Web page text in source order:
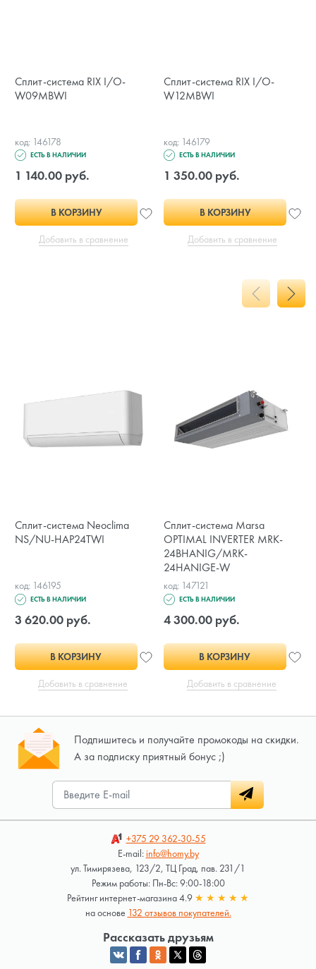
Сплит-система RIX I/O-
W09MBWI
код: 146178
ЕСТЬ В НАЛИЧИИ
1 140.00 руб.
В КОРЗИНУ
Добавить в сравнение
Сплит-система RIX I/O-
W12MBWI
код: 146179
ЕСТЬ В НАЛИЧИИ
1 350.00 руб.
В КОРЗИНУ
Добавить в сравнение
Сплит-система Neoclima
NS/NU-HAP24TWI
код: 146195
ЕСТЬ В НАЛИЧИИ
3 620.00 руб.
В КОРЗИНУ
Добавить в сравнение
Сплит-система Marsa
OPTIMAL INVERTER MRK-
24BHANIG/MRK-
24HANIGE-W
код: 147121
ЕСТЬ В НАЛИЧИИ
4 300.00 руб.
В КОРЗИНУ
Добавить в сравнение
Подпишитесь и получайте промокоды на скидки.
А за подписку приятный бонус ;)
+375 29362-30-55
E-mail:info@homy.by
ул. Тимирязева, 123/2, ТЦ Град, пав. 231/1
Режим работы: Пн-Вс: 9:00-18:00
Рейтинг интернет-магазина 4.9 ★ ★ ★ ★ ★
на основе 132 отзывов покупателей.
Рассказать друзьям